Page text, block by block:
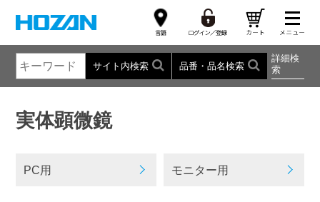
サイト内検索 品番・品名検索
詳細検
索
実体顕微鏡
PC用 モニター用